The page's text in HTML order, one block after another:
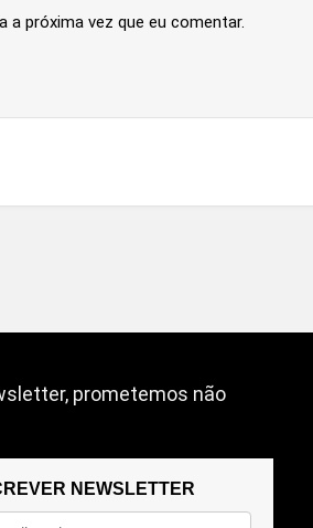
a próxima vez que eu comentar.
prometemos não
NEWSLETTER